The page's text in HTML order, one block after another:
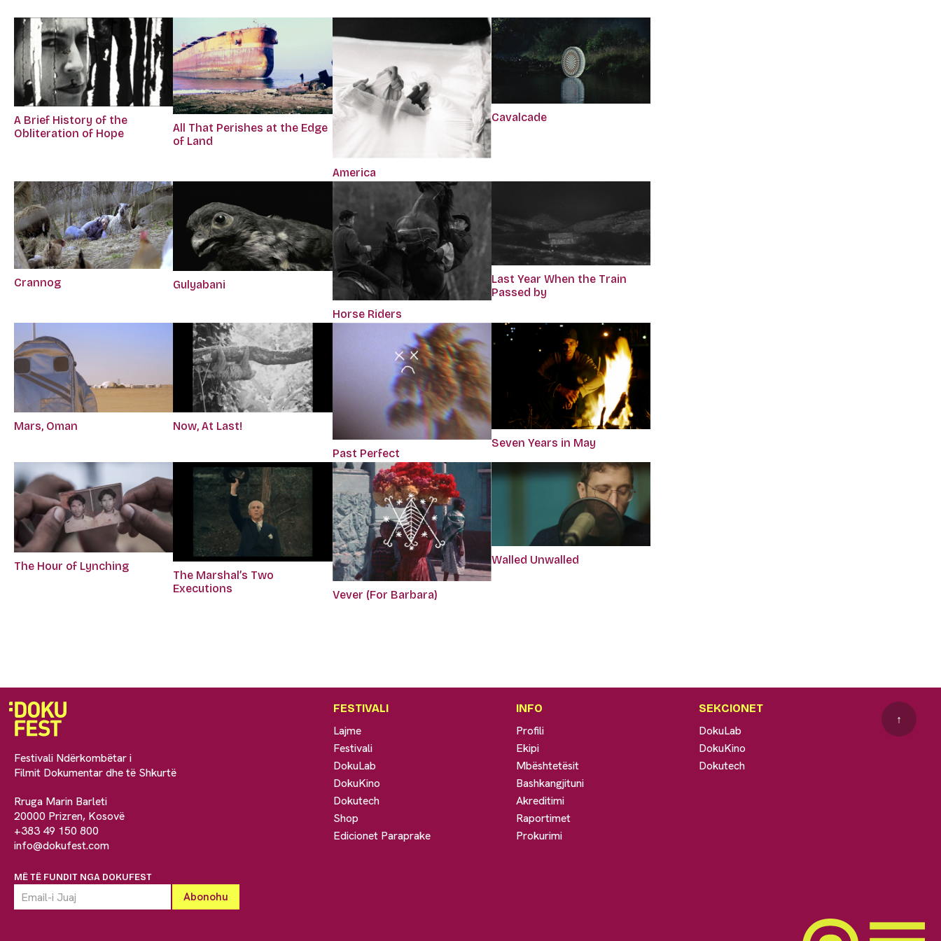
A Brief History of the
Obliteration of Hope
All That Perishes at the Edge
of Land
America
Cavalcade
Crannog Gulyabani
Horse Riders
Last Year When the Train
Passed by
Mars, Oman Now, At Last!
Past Perfect
Seven Years in May
The Hour of Lynching
The Marshal’s Two
Executions
Vever (For Barbara)
Walled Unwalled
Festivali Ndërkombëtar i
Filmit Dokumentar dhe të Shkurtë
Rruga Marin Barleti
20000 Prizren, Kosovë
+383 49 150 800
info@dokufest.com
MË TË FUNDIT NGA DOKUFEST
FESTIVALI
Lajme
Festivali
DokuLab
DokuKino
Dokutech
Shop
Edicionet Paraprake
INFO
Profili
Ekipi
Mbështetësit
Bashkangjituni
Akreditimi
Raportimet
Prokurimi
SEKCIONET
DokuLab
DokuKino
Dokutech
↑